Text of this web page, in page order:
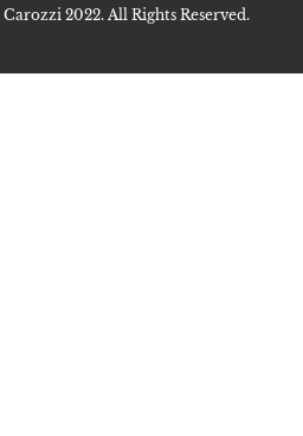
2022. All Rights Reserved.